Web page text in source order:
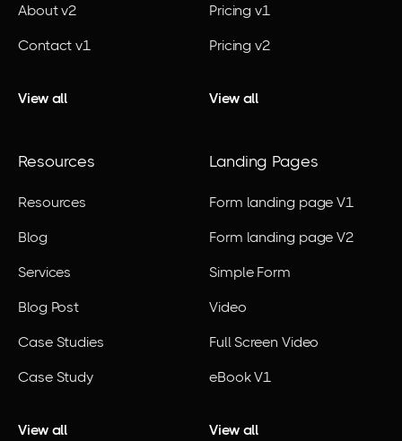
About v2
Contact v1
View all
Pricing v1
Pricing v2
View all
Resources
Resources
Blog
Services
Blog Post
Case Studies
Case Study
View all
Landing Pages
Form landing page V1
Form landing page V2
Simple Form
Video
Full Screen Video
eBook V1
View all